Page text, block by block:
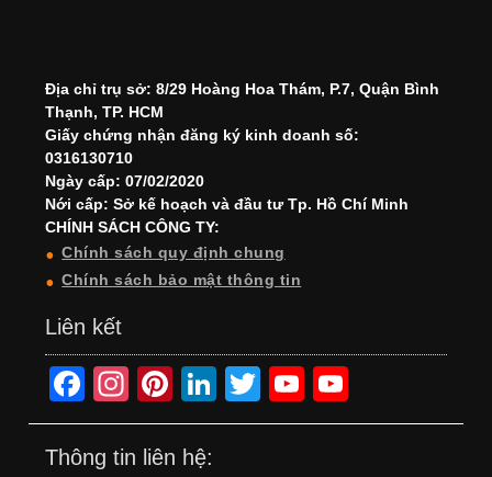
Địa chỉ trụ sở: 8/29 Hoàng Hoa Thám, P.7, Quận Bình
Thạnh, TP. HCM
Giấy chứng nhận đăng ký kinh doanh số:
0316130710
Ngày cấp: 07/02/2020
Nới cấp: Sở kế hoạch và đầu tư Tp. Hồ Chí Minh
CHÍNH SÁCH CÔNG TY:
Chính sách quy định chung
Chính sách bảo mật thông tin
Liên kết
F
a
c
In
st
a
Pi
nt
er
Li
n
T
wi
Y
o
o
Thông tin liên hệ: